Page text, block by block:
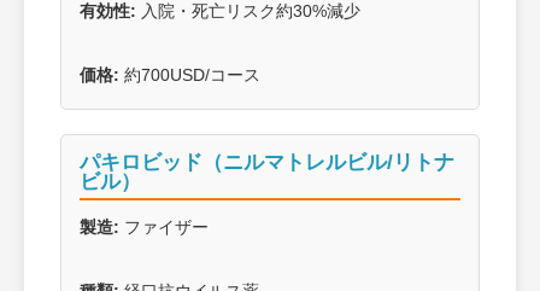
有効性: 入院・死亡リスク約30%減少
価格: 約700USD/コース
パキロビッド（ニルマトレルビル/リトナ
ビル）
製造: ファイザー